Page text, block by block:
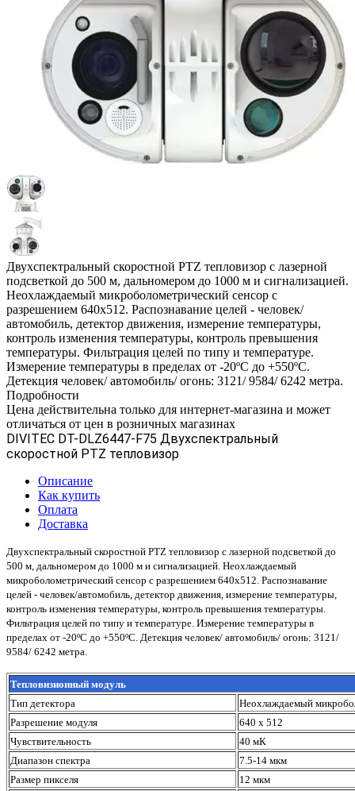
Двухспектральный скоростной PTZ тепловизор с лазерной
подсветкой до 500 м, дальномером до 1000 м и сигнализацией.
Неохлаждаемый микроболометрический сенсор с
разрешением 640х512. Распознавание целей - человек/
автомобиль, детектор движения, измерение температуры,
контроль изменения температуры, контроль превышения
температуры. Фильтрация целей по типу и температуре.
Измерение температуры в пределах от -20ºС до +550ºС.
Детекция человек/ автомобиль/ огонь: 3121/ 9584/ 6242 метра.
Подробности
Цена действительна только для интернет-магазина и может
отличаться от цен в розничных магазинах
DIVITEC DT-DLZ6447-F75 Двухспектральный
скоростной PTZ тепловизор
Описание
Как купить
Оплата
Доставка
Двухспектральный скоростной PTZ тепловизор с лазерной подсветкой до
500 м, дальномером до 1000 м и сигнализацией. Неохлаждаемый
микроболометрический сенсор с разрешением 640х512. Распознавание
целей - человек/автомобиль, детектор движения, измерение температуры,
контроль изменения температуры, контроль превышения температуры.
Фильтрация целей по типу и температуре. Измерение температуры в
пределах от -20ºС до +550ºС. Детекция человек/ автомобиль/ огонь: 3121/
9584/ 6242 метра.
Тепловизионный модуль
Тип детектора
Неохлаждаемый
Разрешение модуля
640 х 512
Чувствительность
40 мК
Диапазон спектра
7.5-14 мкм
Размер пикселя
12 мкм